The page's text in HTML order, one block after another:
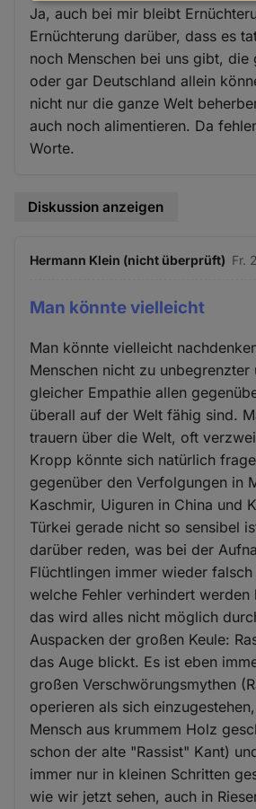
Ja, auch bei mir bleibt
Ernüchterung darüber, dass es
noch Menschen bei uns gibt, die
oder gar Deutschland allein
nicht nur die ganze Welt
auch noch alimentieren. Da
Worte.
Diskussion anzeigen
Hermann Klein (nicht überprüft) Fr.
Man könnte vielleicht
Man könnte vielleicht
Menschen nicht zu unbegrenzter
gleicher Empathie allen
überall auf der Welt fähig sind.
trauern über die Welt, oft
Kropp könnte sich natürlich
gegenüber den Verfolgungen in
Kaschmir, Uiguren in China und
Türkei gerade nicht so sensibel
darüber reden, was bei der
Flüchtlingen immer wieder
welche Fehler verhindert werden
das wird alles nicht möglich
Auspacken der großen Keule:
das Auge blickt. Es ist eben
großen Verschwörungsmythen
operieren als sich
Mensch aus krummem Holz
schon der alte "Rassist" Kant)
immer nur in kleinen Schritten
wie wir jetzt sehen, auch in
und
Cookies